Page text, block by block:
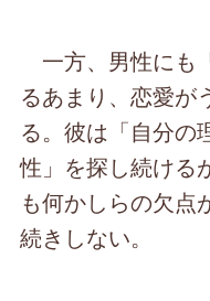
一方、男性にも
るあまり、恋愛が
る。彼は「自分の
性」を探し続ける
も何かしらの欠点
続きしない。